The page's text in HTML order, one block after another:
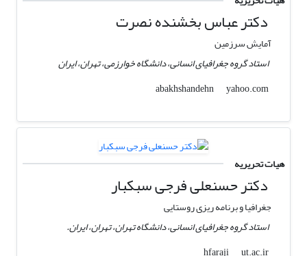
دکتر عباس بخشنده نصرت
آمایش سرزمین
استاد گروه جغرافیای انسانی، دانشگاه خوارزمی، تهران، ایران
abakhshandehn
yahoo.com
هیات تحریریه
دکتر حسنعلی فرجی سبکبار
جغرافیا و برنامه ریزی روستایی
استاد گروه جغرافیای انسانی، دانشگاه تهران، تهران، ایران.
hfaraji
ut.ac.ir